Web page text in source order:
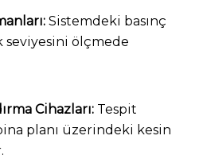
Sistemdeki basınç
ölçmede
Cihazları:Tespit
planı üzerindeki kesin